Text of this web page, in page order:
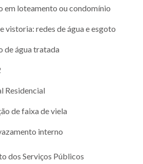
em loteamento ou condomínio
vistoria: redes de água e esgoto
de água tratada
Residencial
de faixa de viela
interno
dos Serviços Públicos